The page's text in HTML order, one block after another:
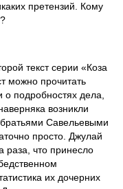
претензий. Кому
текст серии «Коза
можно прочитать
подробностях дела,
возникли
Савельевыми
просто. Джулай
раза, что принесло
их дочерних